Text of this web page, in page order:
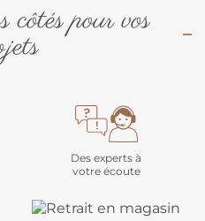
côtés pour vos
Des experts à
votre écoute